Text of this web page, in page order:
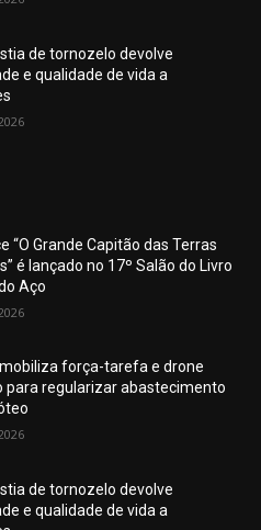
de tornozelo devolve
e qualidade de vida a
“O Grande Capitão das Terras
é lançado no 17º Salão do Livro
Aço
força-tarefa e drone
para regularizar abastecimento
de tornozelo devolve
e qualidade de vida a